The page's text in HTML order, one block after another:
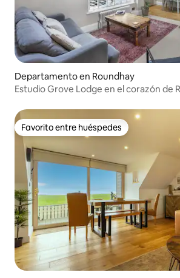
Departamento en Roundhay
Estudio Grove Lodge en el corazón de
Favorito entre huéspedes
Favorito entre huéspedes